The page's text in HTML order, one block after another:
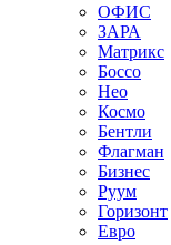
ОФИС
ЗАРА
Матрикс
Боссо
Нео
Космо
Бентли
Флагман
Бизнес
Руум
Горизонт
Евро